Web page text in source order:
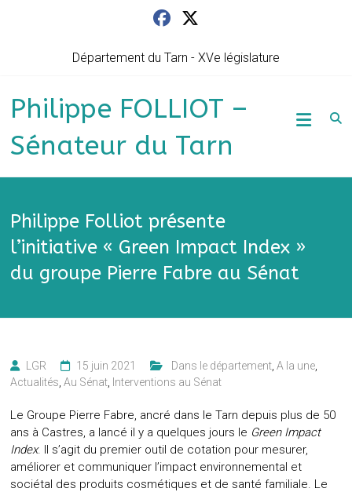
Département du Tarn - XVe législature
Philippe FOLLIOT –
Sénateur du Tarn
Philippe Folliot présente
l’initiative « Green Impact Index »
du groupe Pierre Fabre au Sénat
LGR 15 juin 2021 ‎ ‎ Dans le département ,A la une
Actualités ,Au Sénat Interventions au Sénat
Le Groupe Pierre Fabre, ancré dans le Tarn depuis plus de 50
ans à Castres, a lancé il y a quelques jours le Green Impact
Index. Il s’agit du premier outil de cotation pour mesurer,
améliorer et communiquer l’impact environnemental et
sociétal des produits cosmétiques et de santé familiale. Le